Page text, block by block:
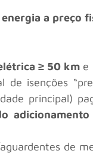
a preço
≥ 50 km e
de isenções
principal)
adicionamento
de